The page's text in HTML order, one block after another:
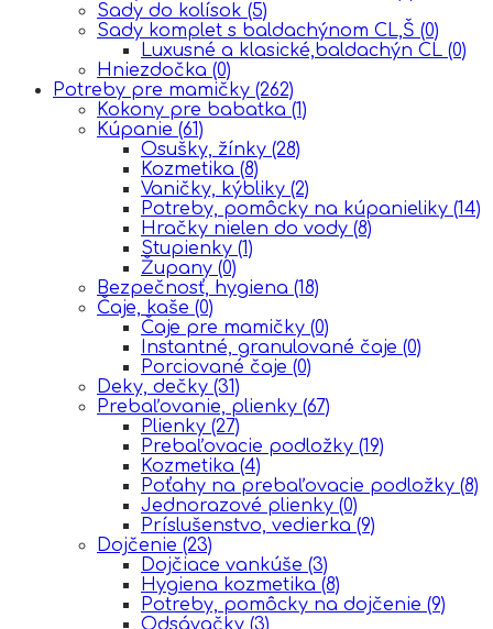
Sady do kolísok (5)
Sady komplet s baldachýnom CL,Š (0)
Luxusné a klasické,baldachýn CL (0)
Hniezdočka (0)
Potreby pre mamičky (262)
Kokony pre babatka (1)
Kúpanie (61)
Osušky, žínky (28)
Kozmetika (8)
Vaničky, kýbliky (2)
Potreby, pomôcky na kúpanieliky (14)
Hračky nielen do vody (8)
Stupienky (1)
Župany (0)
Bezpečnosť, hygiena (18)
Čaje, kaše (0)
Čaje pre mamičky (0)
Instantné, granulované čaje (0)
Porciované čaje (0)
Deky, dečky (31)
Prebaľovanie, plienky (67)
Plienky (27)
Prebaľovacie podložky (19)
Kozmetika (4)
Poťahy na prebaľovacie podložky (8)
Jednorazové plienky (0)
Príslušenstvo, vedierka (9)
Dojčenie (23)
Dojčiace vankúše (3)
Hygiena kozmetika (8)
Potreby, pomôcky na dojčenie (9)
Odsávačky (3)